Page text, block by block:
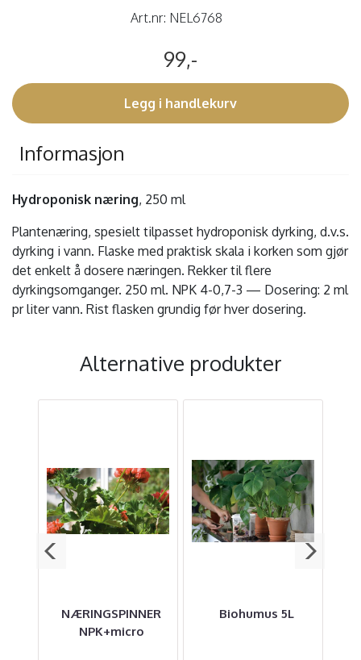
Art.nr: NEL6768
99,-
Legg i handlekurv
Informasjon
Hydroponisk næring, 250 ml
Plantenæring, spesielt tilpasset hydroponisk dyrking, d.v.s.
dyrking i vann. Flaske med praktisk skala i korken som gjør
det enkelt å dosere næringen. Rekker til flere
dyrkingsomganger. 250 ml. NPK 4-0,7-3 — Dosering: 2 ml
pr liter vann. Rist flasken grundig før hver dosering.
Alternative produkter
NÆRINGSPINNER
NPK+micro
Biohumus 5L